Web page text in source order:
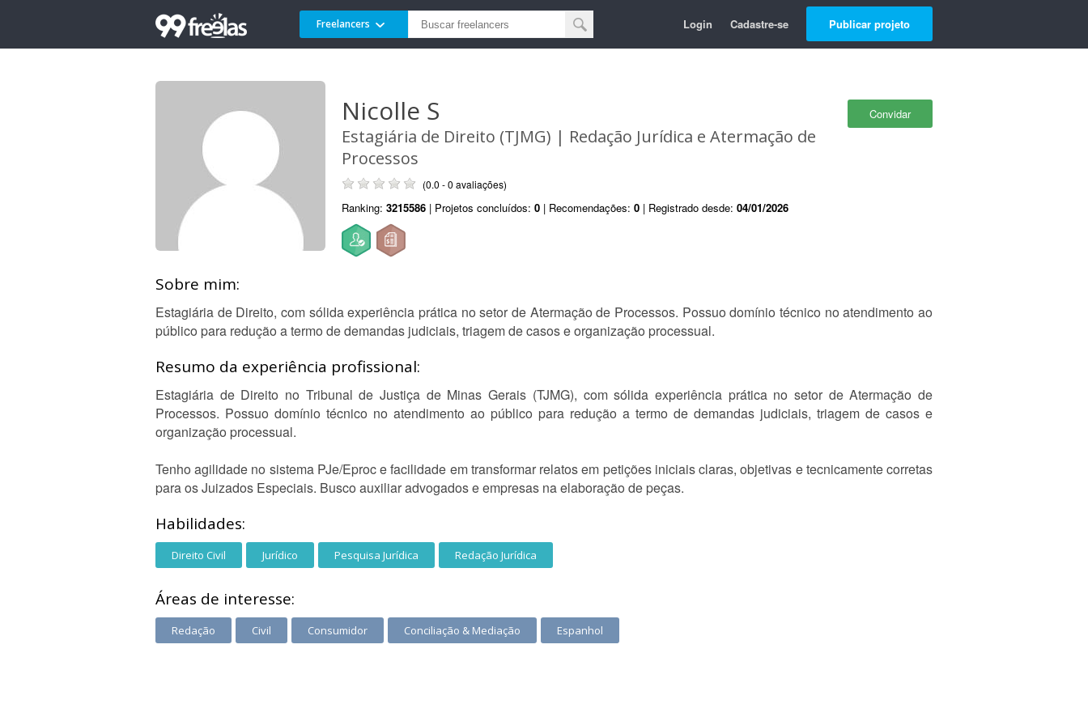
Freelancers Login Cadastre-se Publicar projeto
Convidar
Nicolle S
Estagiária de Direito (TJMG) | Redação Jurídica e Atermação de
Processos
(0.0 - 0 avaliações)
Ranking: 3215586 | Projetos concluídos: 0 | Recomendações: 0 | Registrado desde: 04/01/2026
Sobre mim:
Estagiária de Direito, com sólida experiência prática no setor de Atermação de Processos. Possuo domínio técnico no atendimento ao
público para redução a termo de demandas judiciais, triagem de casos e organização processual.
Resumo da experiência profissional:
Estagiária de Direito no Tribunal de Justiça de Minas Gerais (TJMG), com sólida experiência prática no setor de Atermação de
Processos. Possuo domínio técnico no atendimento ao público para redução a termo de demandas judiciais, triagem de casos e
organização processual.
Tenho agilidade no sistema PJe/Eproc e facilidade em transformar relatos em petições iniciais claras, objetivas e tecnicamente corretas
para os Juizados Especiais. Busco auxiliar advogados e empresas na elaboração de peças.
Habilidades:
Direito Civil Jurídico Pesquisa Jurídica Redação Jurídica
Áreas de interesse:
Redação Civil Consumidor Conciliação & Mediação Espanhol